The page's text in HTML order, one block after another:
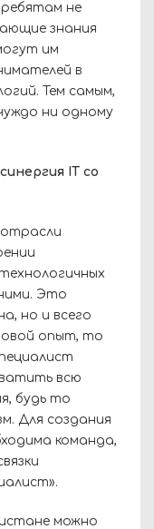
не
знания
им
в
Тем самым,
ни одному
IT со
отрасли
Это
но и всего
опыт, то
всю
будь то
Для создания
команда,
можно